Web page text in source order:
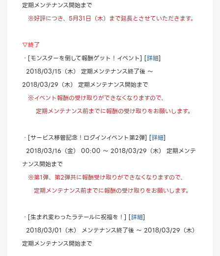
定期メンテナンス開始まで
※好評につき、5月31日（木）まで延長とさせていただきます。
▽終了
・[モンスターを倒して報酬ゲット！イベント] [詳細]
2018/03/15（木） 定期メンテナンス終了後 ～
2018/03/29（木） 定期メンテナンス開始まで
※イベント報酬の受け取りができなくなりますので、
定期メンテナンス前までに報酬の受け取りをお願いします。
・[サービス移管記念！ログインイベント第2弾] [詳細]
2018/03/16（金） 00:00 ～ 2018/03/29（木） 定期メンテ
ナンス開始まで
※第1弾、第2弾共に報酬受け取りができなくなりますので、
定期メンテナンス前までに報酬の受け取りをお願いします。
・[生まれ変わったラテールに祝福を！] [詳細]
2018/03/01（木） メンテナンス終了後 ～ 2018/03/29（木）
定期メンテナンス開始まで